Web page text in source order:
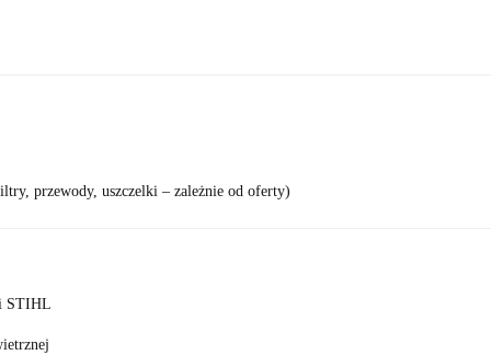
przewody, uszczelki – zależnie od oferty)
STIHL